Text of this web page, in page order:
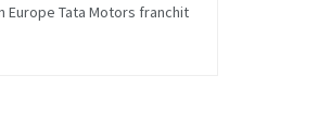
Europe Tata Motors franchit